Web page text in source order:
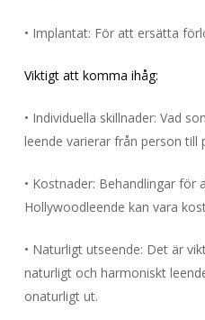
• Implantat: För att ersätta
Viktigt att komma ihåg:
• Individuella skillnader: Vad
leende varierar från person till
• Kostnader: Behandlingar för
Hollywoodleende kan vara
• Naturligt utseende: Det är
naturligt och harmoniskt
onaturligt ut.